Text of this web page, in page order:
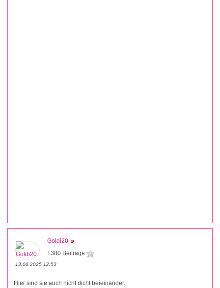
Goldi20
1380 Beiträge
13.08.2025 12:53
Hier sind sie auch nicht dicht beieinander.